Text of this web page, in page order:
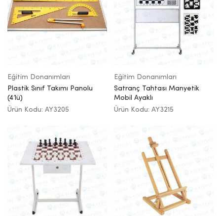
Eğitim Donanımları
Plastik Sınıf Takımı Panolu
(4’lü)
Ürün Kodu: AY3205
Eğitim Donanımları
Satranç Tahtası Manyetik
Mobil Ayaklı
Ürün Kodu: AY3215